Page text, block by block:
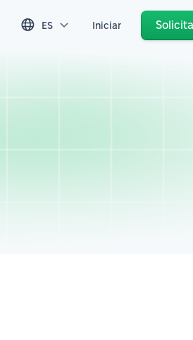
ES Iniciar